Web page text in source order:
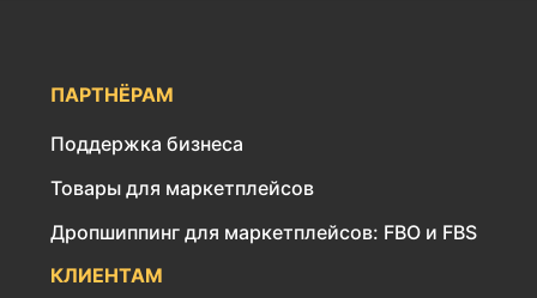
ПАРТНЁРАМ
Поддержка бизнеса
Товары для маркетплейсов
Дропшиппинг для маркетплейсов: FBO и FBS
КЛИЕНТАМ